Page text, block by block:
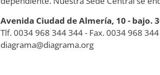
Avenida Ciudad de Almería, 10 - bajo.
Tlf. 0034 968 344 344 - Fax. 0034 968
diagrama@diagrama.org